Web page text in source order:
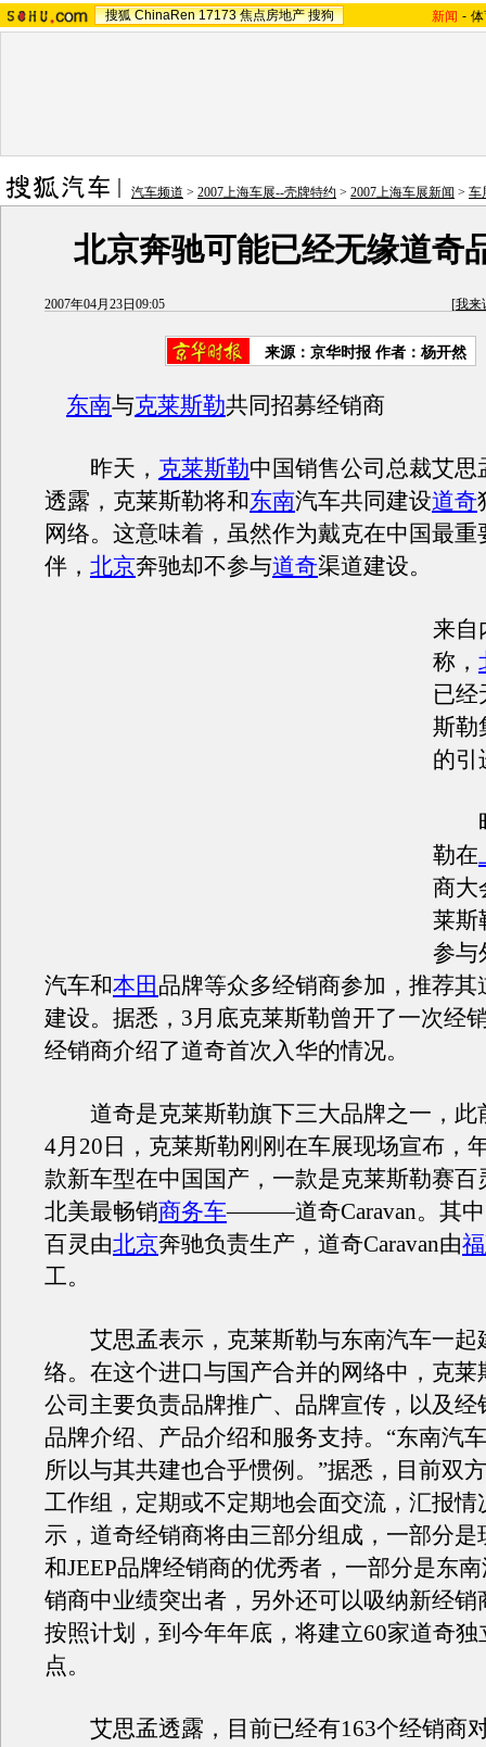
搜狐 ChinaRen 17173 焦点房地产 搜狗 新闻 -
汽车频道 > 2007上海车展--壳牌特约 > 2007上海车展新闻 > 车
北京奔驰可能已经无缘道奇
2007年04月23日09:05 [我来
来源：京华时报 作者：杨开然
东南与克莱斯勒共同招募经销商
昨天， 克莱斯勒中国销售公司总裁艾思
透露，克莱斯勒将和东南汽车共同建设道奇
网络。这意味着，虽然作为戴克在中国最重
伴， 北京奔驰却不参与道奇渠道建设。
来自
称，
已经
斯勒
的引
昨
勒在
商大
莱斯
参与
汽车和本田 品牌等众多经销商参加，推荐其
建设。据悉，3月底克莱斯勒曾开了一次经
经销商介绍了道奇首次入华的情况。
道奇是克莱斯勒旗下三大品牌之一，此
4月20日，克莱斯勒刚刚在车展现场宣布，
款新车型在中国国产，一款是克莱斯勒赛百
北美最畅销商务车———道奇Caravan。其中
百灵由北京奔驰负责生产，道奇Caravan由
工。
艾思孟表示，克莱斯勒与东南汽车一起
络。在这个进口与国产合并的网络中，克莱
公司主要负责品牌推广、品牌宣传，以及经
品牌介绍、产品介绍和服务支持。“东南汽
所以与其共建也合乎惯例。”据悉，目前双
工作组，定期或不定期地会面交流，汇报情
示，道奇经销商将由三部分组成，一部分是
和JEEP品牌经销商的优秀者，一部分是东
销商中业绩突出者，另外还可以吸纳新经销
按照计划，到今年年底，将建立60家道奇
点。
艾思孟透露，目前已经有163个经销商